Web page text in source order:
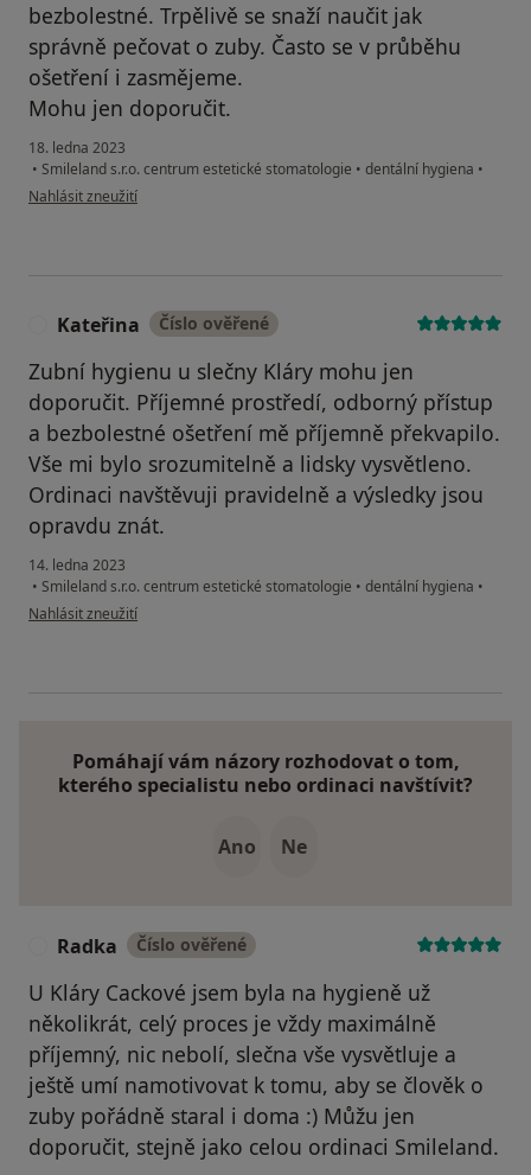
bezbolestné. Trpělivě se snaží naučit jak
správně pečovat o zuby. Často se v průběhu
ošetření i zasmějeme.
Mohu jen doporučit.
18. ledna 2023
• Smileland s.r.o. centrum estetické stomatologie • dentální hygiena •
podle názoru uživatele Ivana F.
Nahlásit zneužití
Kateřina Číslo ověřené
Zubní hygienu u slečny Kláry mohu jen
doporučit. Příjemné prostředí, odborný přístup
a bezbolestné ošetření mě příjemně překvapilo.
Vše mi bylo srozumitelně a lidsky vysvětleno.
Ordinaci navštěvuji pravidelně a výsledky jsou
opravdu znát.
14. ledna 2023
• Smileland s.r.o. centrum estetické stomatologie • dentální hygiena •
podle názoru uživatele Kateřina
Nahlásit zneužití
Pomáhají vám názory rozhodovat o tom,
kterého specialistu nebo ordinaci navštívit?
Ano Ne
Radka Číslo ověřené
U Kláry Cackové jsem byla na hygieně už
několikrát, celý proces je vždy maximálně
příjemný, nic nebolí, slečna vše vysvětluje a
ještě umí namotivovat k tomu, aby se člověk o
zuby pořádně staral i doma :) Můžu jen
doporučit, stejně jako celou ordinaci Smileland.